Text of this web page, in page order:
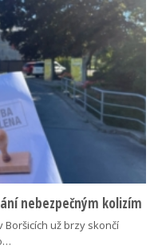
nebezpečným kolizím
už brzy skončí